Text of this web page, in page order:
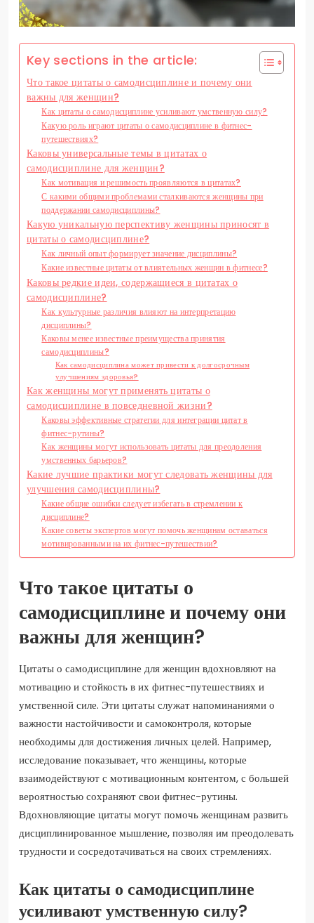
Key sections in the article:
Что такое цитаты о самодисциплине и почему они
важны для женщин?
Как цитаты о самодисциплине усиливают умственную силу?
Какую роль играют цитаты о самодисциплине в фитнес-
путешествиях?
Каковы универсальные темы в цитатах о
самодисциплине для женщин?
Как мотивация и решимость проявляются в цитатах?
С какими общими проблемами сталкиваются женщины при
поддержании самодисциплины?
Какую уникальную перспективу женщины приносят в
цитаты о самодисциплине?
Как личный опыт формирует значение дисциплины?
Какие известные цитаты от влиятельных женщин в фитнесе?
Каковы редкие идеи, содержащиеся в цитатах о
самодисциплине?
Как культурные различия влияют на интерпретацию
дисциплины?
Каковы менее известные преимущества принятия
самодисциплины?
Как самодисциплина может привести к долгосрочным
улучшениям здоровья?
Как женщины могут применять цитаты о
самодисциплине в повседневной жизни?
Каковы эффективные стратегии для интеграции цитат в
фитнес-рутины?
Как женщины могут использовать цитаты для преодоления
умственных барьеров?
Какие лучшие практики могут следовать женщины для
улучшения самодисциплины?
Какие общие ошибки следует избегать в стремлении к
дисциплине?
Какие советы экспертов могут помочь женщинам оставаться
мотивированными на их фитнес-путешествии?
Что такое цитаты о
самодисциплине и почему они
важны для женщин?
Цитаты о самодисциплине для женщин вдохновляют на
мотивацию и стойкость в их фитнес-путешествиях и
умственной силе. Эти цитаты служат напоминаниями о
важности настойчивости и самоконтроля, которые
необходимы для достижения личных целей. Например,
исследование показывает, что женщины, которые
взаимодействуют с мотивационным контентом, с большей
вероятностью сохраняют свои фитнес-рутины.
Вдохновляющие цитаты могут помочь женщинам развить
дисциплинированное мышление, позволяя им преодолевать
трудности и сосредотачиваться на своих стремлениях.
Как цитаты о самодисциплине
усиливают умственную силу?